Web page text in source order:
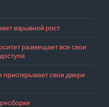
взрывной рост
размещает все свои
приоткрывает свои двери